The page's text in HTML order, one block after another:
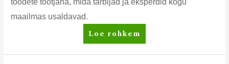
toodete tootjana, mida tarbijad ja eksperdid kogu
maailmas usaldavad.
AMWAY
on
ettevõte,
Loe rohkem